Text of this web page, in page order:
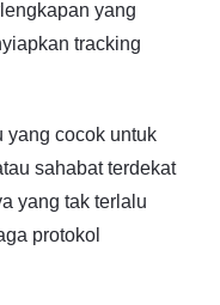
yang
tracking
yang cocok untuk
sahabat terdekat
yang tak terlalu
protokol